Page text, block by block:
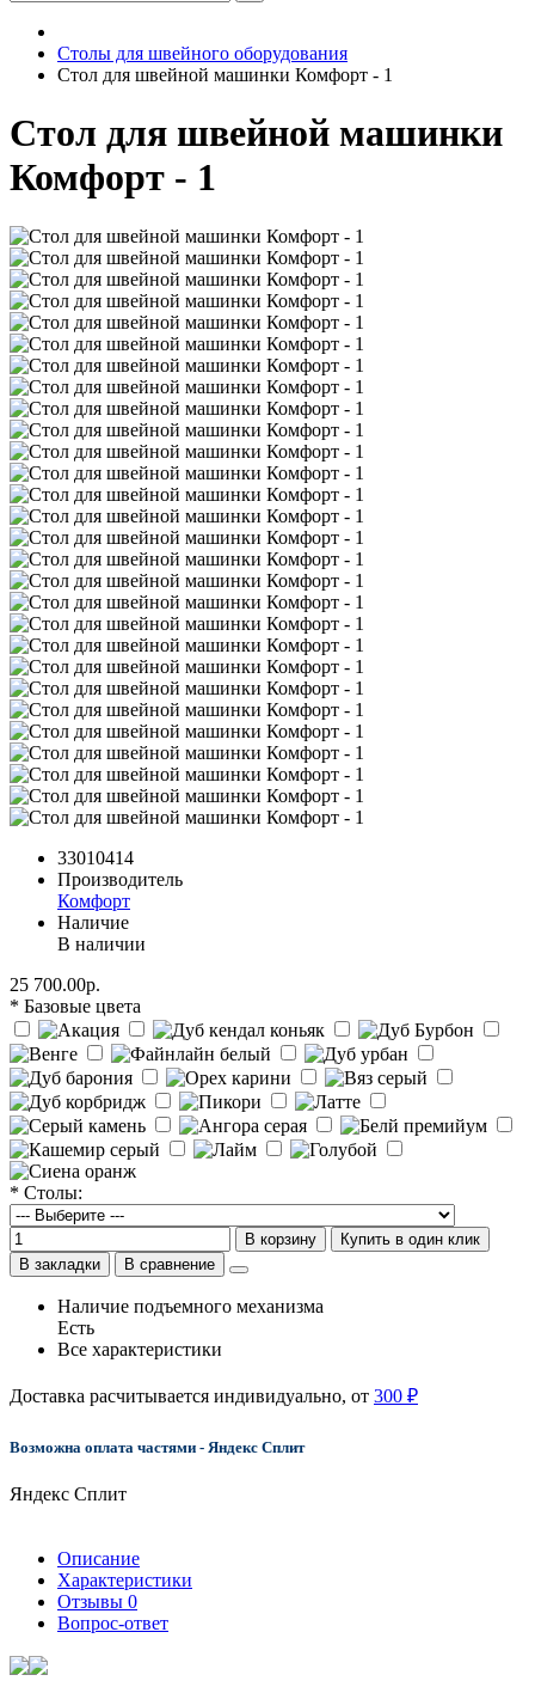
Столы для швейного оборудования
Стол для швейной машинки Комфорт - 1
Стол для швейной машинки
Комфорт - 1
33010414
Производитель
Комфорт
Наличие
В наличии
25 700.00р.
* Базовые цвета
* Столы:
В корзину
Купить в один клик
В закладки
В сравнение
Наличие подъемного механизма
Есть
Все характеристики
Доставка расчитывается индивидуально, от 300 ₽
Возможна оплата частями - Яндекс Сплит
Яндекс Сплит
Описание
Характеристики
Отзывы 0
Вопрос-ответ